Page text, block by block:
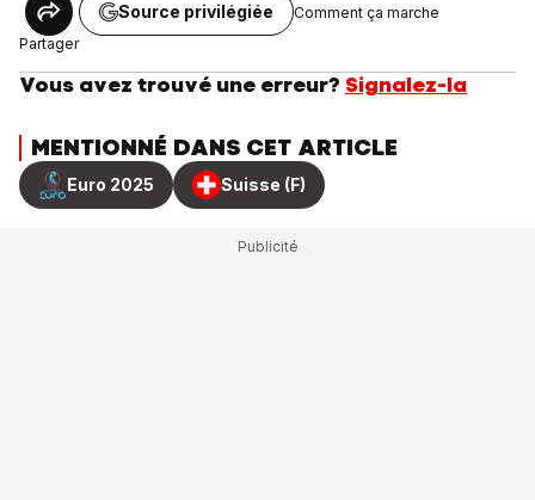
Partager
Source privilégiée Comment ça marche
Vous avez trouvé une erreur? Signalez-la
MENTIONNÉ DANS CET ARTICLE
Euro 2025 Suisse (F)